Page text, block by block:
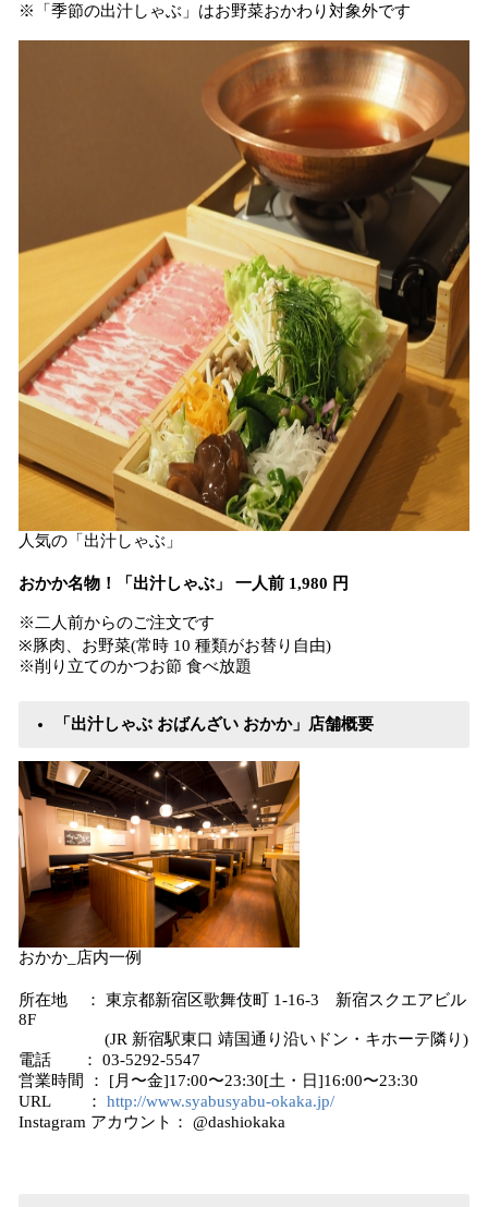
※「季節の出汁しゃぶ」はお野菜おかわり対象外です
人気の「出汁しゃぶ」
おかか名物！「出汁しゃぶ」 ⼀⼈前 1,980 円
※二人前からのご注文です
※豚⾁、お野菜(常時 10 種類がお替り⾃由)
※削り⽴てのかつお節 ⾷べ放題
「出汁しゃぶ おばんざい おかか」店舗概要
おかか_店内一例
所在地 ： 東京都新宿区歌舞伎町 1-16-3 新宿スクエアビル
8F
(JR 新宿駅東⼝ 靖国通り沿いドン・キホーテ隣り)
電話 ： 03-5292-5547
営業時間 ： [⽉〜⾦]17:00〜23:30[⼟・⽇]16:00〜23:30
URL ： http://www.syabusyabu-okaka.jp/
Instagram アカウント： @dashiokaka